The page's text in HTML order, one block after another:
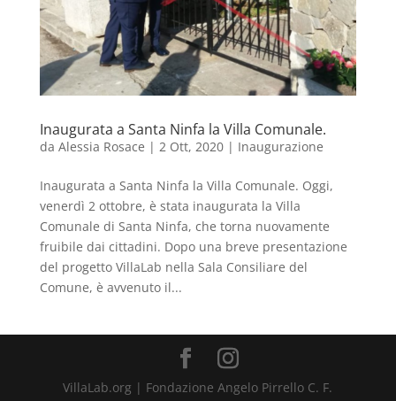
Inaugurata a Santa Ninfa la Villa Comunale.
da Alessia Rosace | 2 Ott, 2020| Inaugurazione
Inaugurata a Santa Ninfa la Villa Comunale. Oggi,
venerdì 2 ottobre, è stata inaugurata la Villa
Comunale di Santa Ninfa, che torna nuovamente
fruibile dai cittadini. Dopo una breve presentazione
del progetto VillaLab nella Sala Consiliare del
Comune, è avvenuto il...
VillaLab.org | Fondazione Angelo Pirrello C. F.